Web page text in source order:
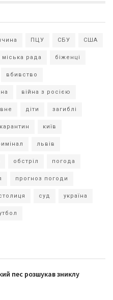
ПЦУ СБУ США
рада біженці
вбивство
війна з росією
діти загиблі
карантин київ
львів
обстріл погода
прогноз погоди
суд україна
пес розшукав зниклу